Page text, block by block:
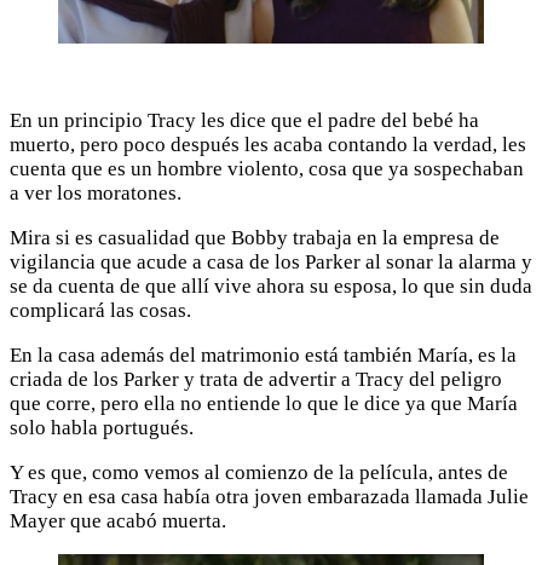
En un principio Tracy les dice que el padre del bebé ha
muerto, pero poco después les acaba contando la verdad, les
cuenta que es un hombre violento, cosa que ya sospechaban
a ver los moratones.
Mira si es casualidad que Bobby trabaja en la empresa de
vigilancia que acude a casa de los Parker al sonar la alarma y
se da cuenta de que allí vive ahora su esposa, lo que sin duda
complicará las cosas.
En la casa además del matrimonio está también María, es la
criada de los Parker y trata de advertir a Tracy del peligro
que corre, pero ella no entiende lo que le dice ya que María
solo habla portugués.
Y es que, como vemos al comienzo de la película, antes de
Tracy en esa casa había otra joven embarazada llamada Julie
Mayer que acabó muerta.